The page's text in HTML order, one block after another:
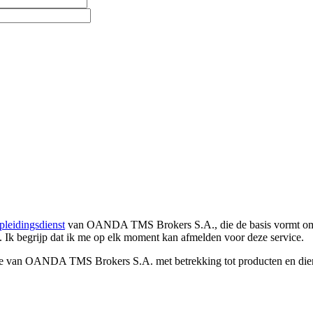
van OANDA TMS Brokers S.A., die de basis vormt
Ik begrijp dat ik me op elk moment kan afmelden voor deze service.
OANDA TMS Brokers S.A. met betrekking tot producten en